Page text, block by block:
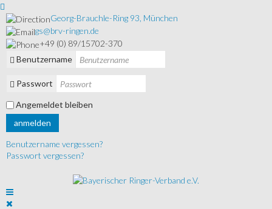
Georg-Brauchle-Ring 93, München
gs@brv-ringen.de
+49 (0) 89/15702-370
Benutzername
Passwort
Angemeldet bleiben
anmelden
Benutzername vergessen?
Passwort vergessen?